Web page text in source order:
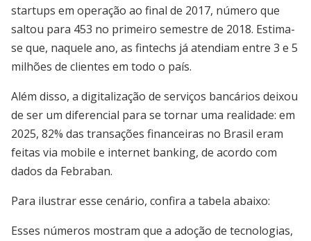
startups em operação ao final de 2017, número que
saltou para 453 no primeiro semestre de 2018. Estima-
se que, naquele ano, as fintechs já atendiam entre 3 e 5
milhões de clientes em todo o país.
Além disso, a digitalização de serviços bancários deixou
de ser um diferencial para se tornar uma realidade: em
2025, 82% das transações financeiras no Brasil eram
feitas via mobile e internet banking, de acordo com
dados da Febraban.
Para ilustrar esse cenário, confira a tabela abaixo:
Esses números mostram que a adoção de tecnologias,